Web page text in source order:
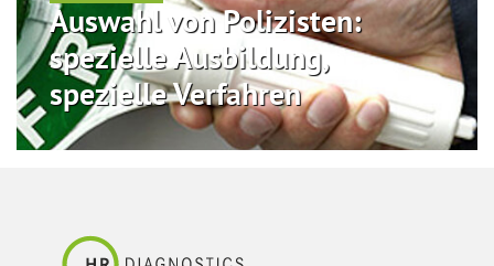
Auswahl von Polizisten:
spezielle Ausbildung,
spezielle Verfahren